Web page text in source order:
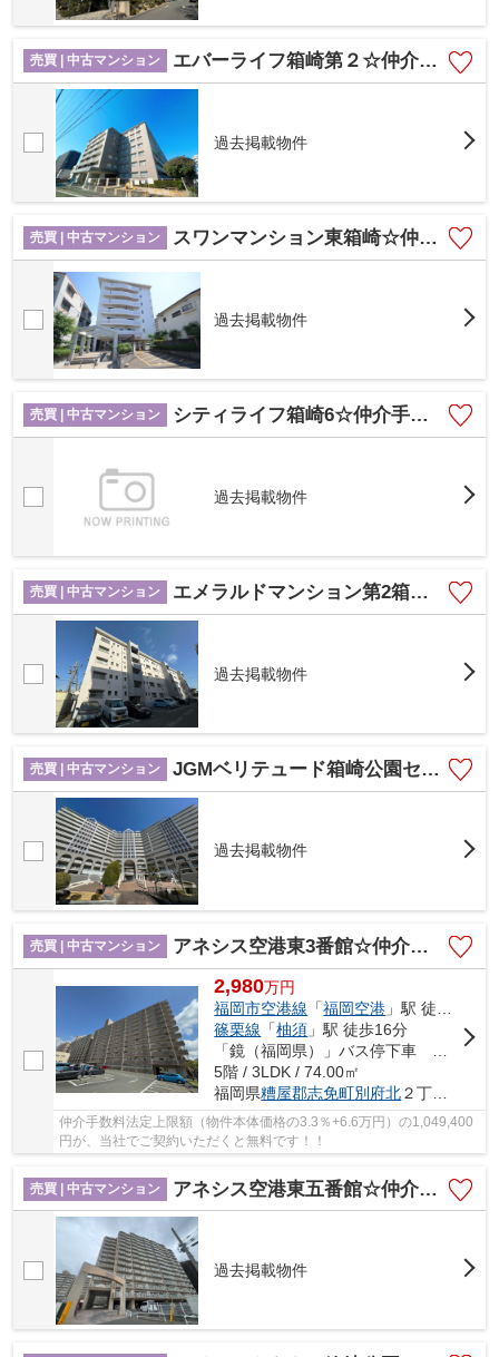
売買 | 中古マンション エバーライフ箱崎第２☆仲介手数料無料☆
過去掲載物件
売買 | 中古マンション スワンマンション東箱崎☆仲介手数料無料☆
過去掲載物件
売買 | 中古マンション シティライフ箱崎6☆仲介手数料無料☆
過去掲載物件
売買 | 中古マンション エメラルドマンション第2箱崎、A棟☆仲介手数料半額☆
過去掲載物件
売買 | 中古マンション JGMベリテュード箱崎公園セカンドステージ☆仲介手数料無料☆
過去掲載物件
売買 | 中古マンション アネシス空港東3番館☆仲介手数料無料☆
2,980万円
福岡市空港線 「福岡空港 」駅 徒歩18分
篠栗線 「柚須 」駅 徒歩16分
5階 / 3LDK / 74.00㎡
福岡県糟屋郡志免町別府北２丁目3-3
仲介手数料法定上限額（物件本体価格の3.3％+6.6万円）の1,049,400
円が、当社でご契約いただくと無料です！！
売買 | 中古マンション アネシス空港東五番館☆仲介手数料無料☆
過去掲載物件